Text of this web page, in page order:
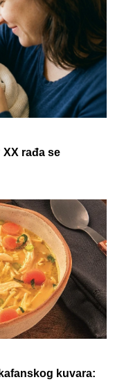
rađa se
kuvara: